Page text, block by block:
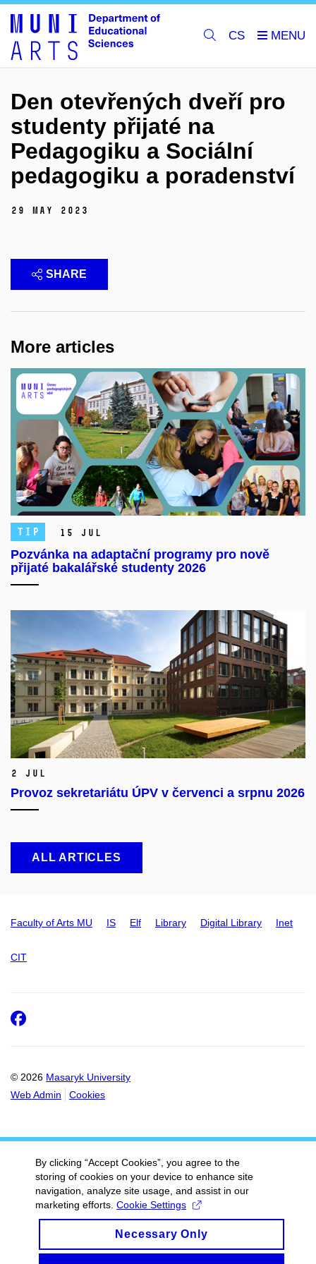
CS
Den otevřených dveří pro
studenty přijaté na
Pedagogiku a Sociální
pedagogiku a poradenství
29 May 2023
SHARE
More articles
TIP 15 Jul
Pozvánka na adaptační programy pro nově
přijaté bakalářské studenty 2026
2 Jul
Provoz sekretariátu ÚPV v červenci a srpnu 2026
ALL ARTICLES
Faculty of Arts MU IS Elf Library Digital Library Inet
CIT
© 2026 Masaryk University
Web Admin
Cookies
Facebook
By clicking “Accept Cookies”, you agree to the
storing of cookies on your device to enhance site
navigation, analyze site usage, and assist in our
marketing efforts. Cookie Settings
Necessary Only